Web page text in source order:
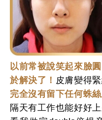
以前常被說笑起來臉
於解決了！ 皮膚變得
完全沒有留下任何蛛
隔天有工作也能好好